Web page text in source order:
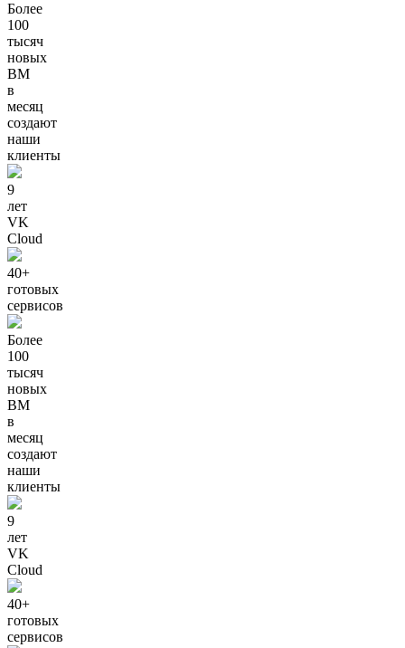
Более
100
тысяч
новых
ВМ
в
месяц
создают
наши
клиенты
9
лет
VK
Cloud
40+
готовых
сервисов
Более
100
тысяч
новых
ВМ
в
месяц
создают
наши
клиенты
9
лет
VK
Cloud
40+
готовых
сервисов